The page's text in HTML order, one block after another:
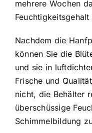
mehrere Wochen
Nachdem die
können Sie die
und sie in
Frische und
nicht, die Behälter
überschüssige
Schimmelbildung